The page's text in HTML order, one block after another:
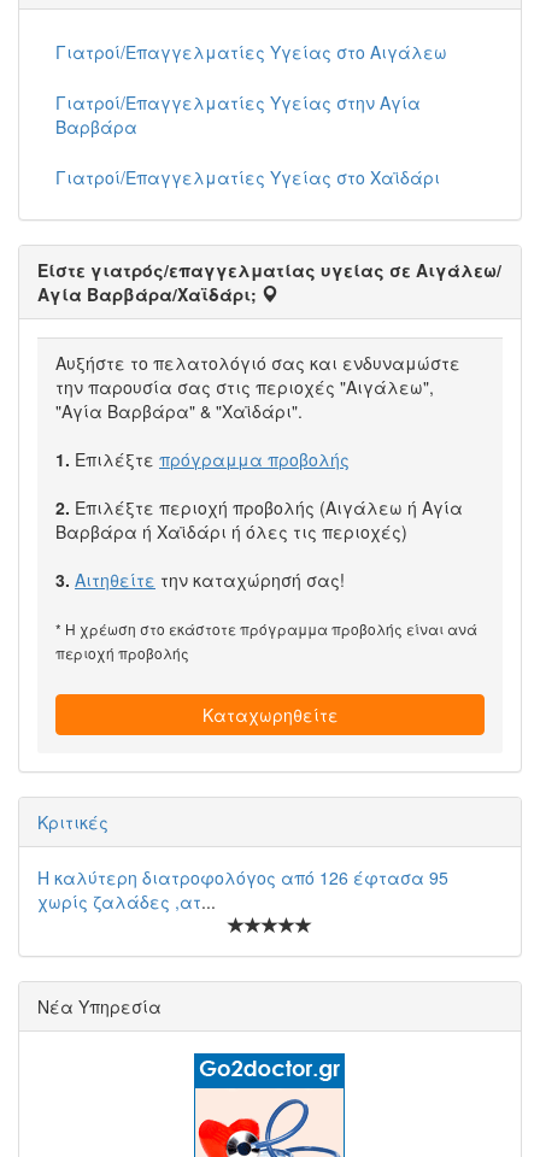
Γιατροί/Επαγγελματίες Υγείας στο Αιγάλεω
Γιατροί/Επαγγελματίες Υγείας στην Αγία
Βαρβάρα
Γιατροί/Επαγγελματίες Υγείας στο Χαϊδάρι
Είστε γιατρός/επαγγελματίας υγείας σε Αιγάλεω/
Αγία Βαρβάρα/Χαϊδάρι;
Αυξήστε το πελατολόγιό σας και ενδυναμώστε
την παρουσία σας στις περιοχές "Αιγάλεω",
"Αγία Βαρβάρα" & "Χαϊδάρι".
1. Επιλέξτε πρόγραμμα προβολής
2. Επιλέξτε περιοχή προβολής (Αιγάλεω ή Αγία
Βαρβάρα ή Χαϊδάρι ή όλες τις περιοχές)
3. Αιτηθείτε την καταχώρησή σας!
* Η χρέωση στο εκάστοτε πρόγραμμα προβολής είναι ανά
περιοχή προβολής
Καταχωρηθείτε
Κριτικές
Η καλύτερη διατροφολόγος από 126 έφτασα 95
χωρίς ζαλάδες ,ατ...
Νέα Υπηρεσία